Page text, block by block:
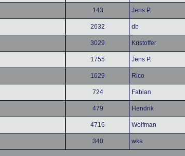
143 Jens P.
2632 db
3029 Kristoffer
1755 Jens P.
1629 Rico
724 Fabian
479 Hendrik
4716 Wolfman
340 wka